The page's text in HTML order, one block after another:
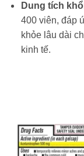
Dung tích
400 viên, đáp
khỏe lâu dài
kinh tế.